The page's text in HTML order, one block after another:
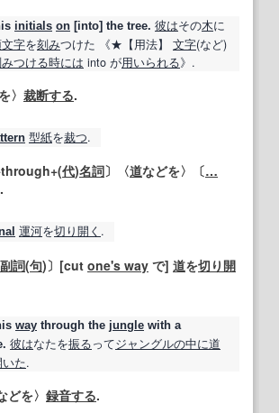
initials on [into] the tree. 彼はその木に
字を刻みつけた 《★ 【用法】 文字(など)
つける時には into が用いられる》.
を〉 裁断する.
型紙を裁つ.
代)名詞〕〈道などを〉〔…
.
運河を切り開く .
副詞(句)〕[cut one's way で] 道を切り開
way through the jungle with a
彼はなたを振るってジャングルの中に道
た.
どを〉 録音する.